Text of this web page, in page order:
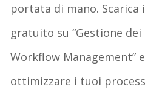
portata di mano.
gratuito su “Gestione
Workflow Management”
ottimizzare i tuoi